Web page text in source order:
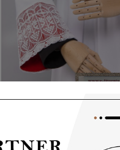
Chorrock Kp2g-3